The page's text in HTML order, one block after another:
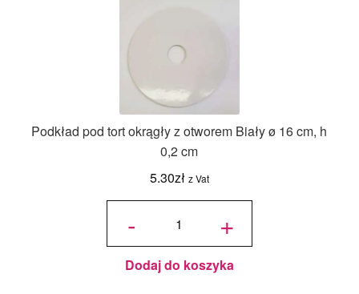
Podkład pod tort okrągły z otworem Biały ø 16 cm, h
0,2 cm
5.30zł z Vat
-
ilość
okrągły
z
otworem
Biały ø
16 cm, h
+
Dodaj do koszyka